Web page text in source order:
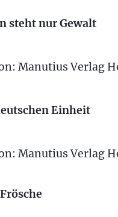
steht nur Gewalt
Manutius Verlag
Einheit
Manutius Verlag